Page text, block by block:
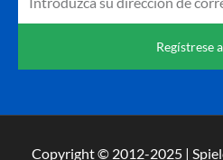
un
a
Regístrese
Copyright © 2012-2025 |